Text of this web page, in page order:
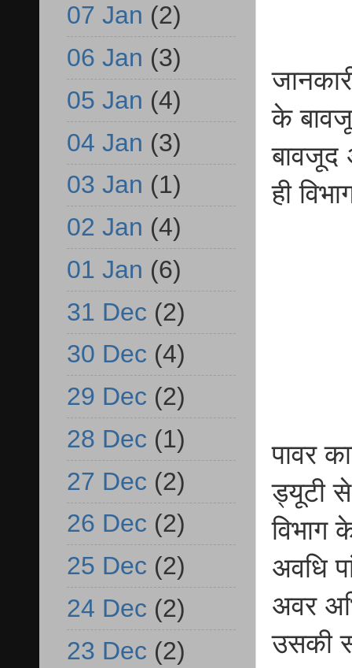
के
बावजूद
ही
पावर
ड्यूटी
विभाग
अवधि
अवर
उसकी
07 Jan (2)
06 Jan (3)
05 Jan (4)
04 Jan (3)
03 Jan (1)
02 Jan (4)
01 Jan (6)
31 Dec (2)
30 Dec (4)
29 Dec (2)
28 Dec (1)
27 Dec (2)
26 Dec (2)
25 Dec (2)
24 Dec (2)
23 Dec (2)